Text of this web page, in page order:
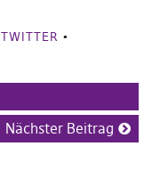
TWITTER •
Nächster Beitrag